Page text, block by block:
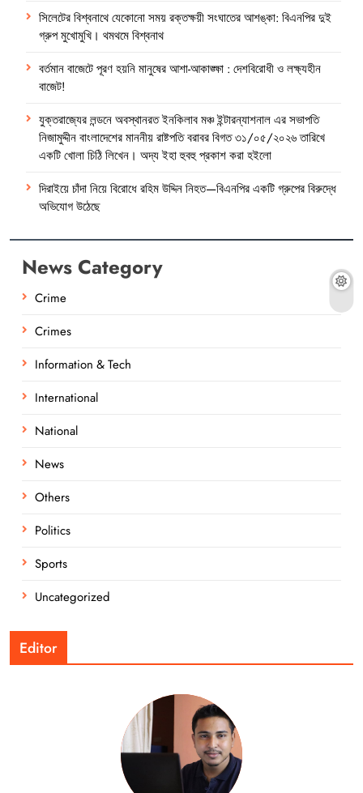
সিলেটের বিশ্বনাথে যেকোনো সময় রক্তক্ষয়ী সংঘাতের আশঙ্কা: বিএনপির দুই
গ্রুপ মুখোমুখি। থমথমে বিশ্বনাথ
বর্তমান বাজেটে পূরণ হয়নি মানুষের আশা-আকাঙ্ক্ষা : দেশবিরোধী ও লক্ষ্যহীন
বাজেট!
যুক্তরাজ্যের লন্ডনে অবস্থানরত ইনকিলাব মঞ্চ ইন্টারন্যাশনাল এর সভাপতি
নিজামুদ্দীন বাংলাদেশের মাননীয় রাষ্টপতি বরাবর বিগত ৩১/০৫/২০২৬ তারিখে
একটি খোলা চিঠি লিখেন। অদ্য ইহা হুবহু প্রকাশ করা হইলো
দিরাইয়ে চাঁদা নিয়ে বিরোধে রহিম উদ্দিন নিহত—বিএনপির একটি গ্রুপের বিরুদ্ধে
অভিযোগ উঠেছে
News Category
Crime
Crimes
Information & Tech
International
National
News
Others
Politics
Sports
Uncategorized
Editor